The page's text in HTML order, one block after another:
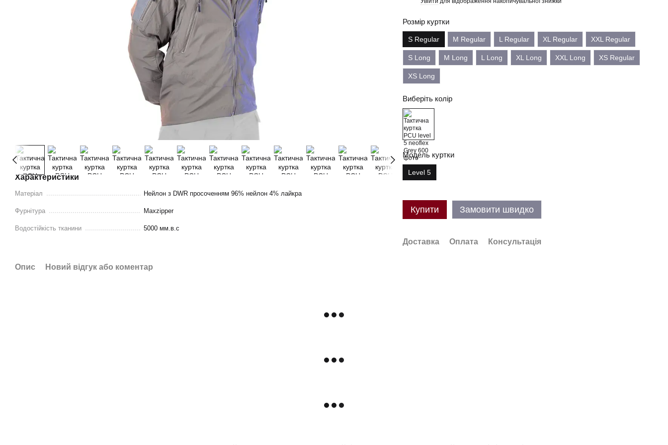
Характеристики
Матеріал Нейлон з DWR просоченням 96% нейлон 4% лайкра
Фурнітура Maxzipper
Водостійкість тканини 5000 мм.в.с
Розмір куртки
S Regular M Regular L Regular XL Regular XXL Regular
S Long M Long L Long XL Long XXL Long XS Regular
XS Long
Виберіть колір
Модель куртки
Level 5
Купити Замовити швидко
Доставка Оплата Консультація
Опис Новий відгук або коментар